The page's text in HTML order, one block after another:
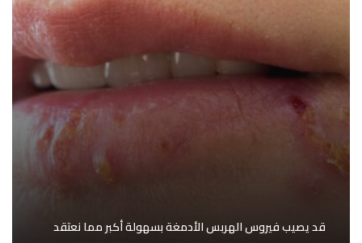
قد يصيب فيروس الهربس الأدمغة بسهولة أكبر مما نعتقد